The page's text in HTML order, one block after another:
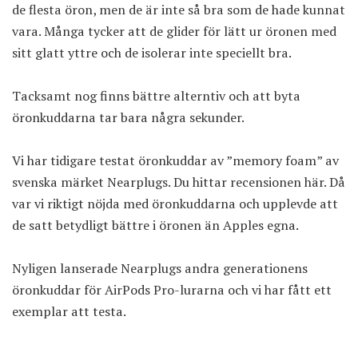
de flesta öron, men de är inte så bra som de hade kunnat
vara. Många tycker att de glider för lätt ur öronen med
sitt glatt yttre och de isolerar inte speciellt bra.
Tacksamt nog finns bättre alterntiv och att byta
öronkuddarna tar bara några sekunder.
Vi har tidigare testat öronkuddar av ”memory foam” av
svenska märket Nearplugs.Du hittar recensionen här. Då
var vi riktigt nöjda med öronkuddarna och upplevde att
de satt betydligt bättre i öronen än Apples egna.
Nyligen lanseradeNearplugs andra generationens
öronkuddar för AirPods Pro-lurarna och vi har fått ett
exemplar att testa.